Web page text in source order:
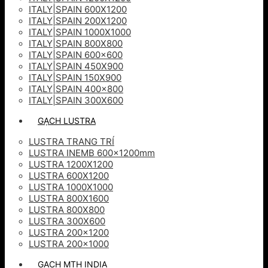
ITALY|SPAIN 600X1200
ITALY|SPAIN 200X1200
ITALY|SPAIN 1000X1000
ITALY|SPAIN 800X800
ITALY|SPAIN 600×600
ITALY|SPAIN 450X900
ITALY|SPAIN 150X900
ITALY|SPAIN 400×800
ITALY|SPAIN 300X600
GẠCH LUSTRA
LUSTRA TRANG TRÍ
LUSTRA INEMB 600x1200mm
LUSTRA 1200X1200
LUSTRA 600X1200
LUSTRA 1000X1000
LUSTRA 800X1600
LUSTRA 800X800
LUSTRA 300X600
LUSTRA 200×1200
LUSTRA 200×1000
GẠCH MTH INDIA